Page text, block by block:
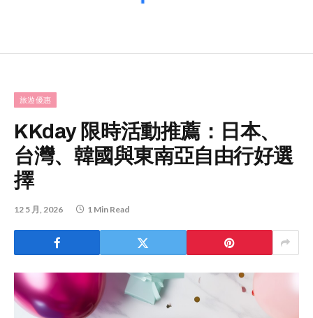
旅遊優惠
KKday 限時活動推薦：日本、
台灣、韓國與東南亞自由行好選
擇
12 5 月, 2026 1 Min Read